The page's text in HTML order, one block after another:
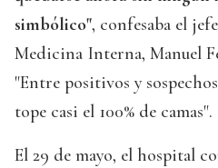
simbólico", confesaba el
Medicina Interna, Manuel
"Entre positivos y
tope casi el 100% de camas".
El 29 de mayo, el hospital